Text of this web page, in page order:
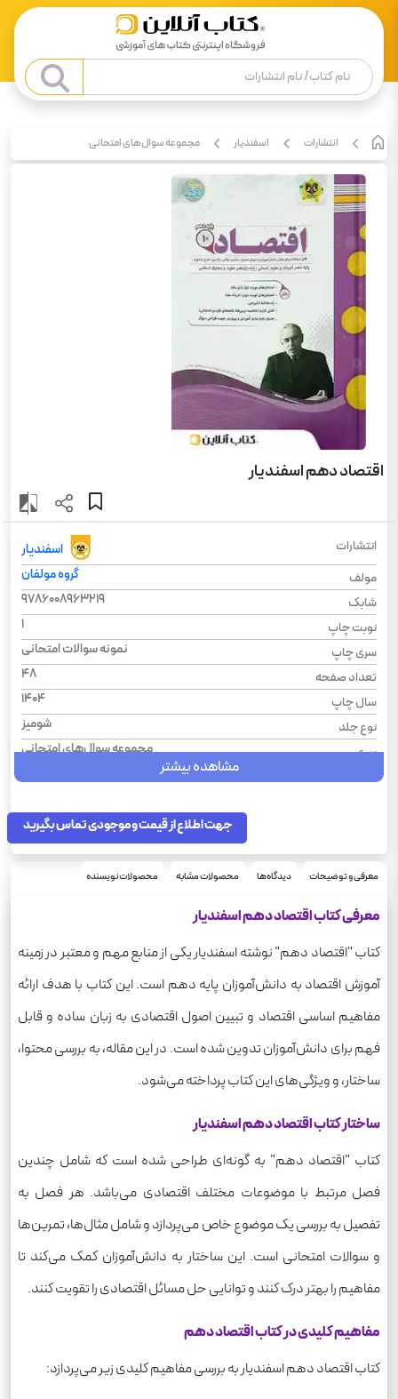
انتشارات اسفندیار مجموعه سوال‌های امتحانی
اقتصاد دهم اسفندیار
انتشارات
اسفندیار
مولف
گروه مولفان
شابک
9786008963219
نوبت چاپ
1
سری چاپ
نمونه سوالات امتحانی
تعداد صفحه
48
سال چاپ
1404
نوع جلد
شومیز
سری
مجموعه سوال‌های امتحانی
دهم
رشته
علوم انسانی
وزن
مشاهده بیشتر
جهت اطلاع از قیمت و موجودی تماس بگیرید
معرفی و توضیحات دیدگاه‌ها محصولات مشابه محصولات نویسنده
معرفی کتاب اقتصاد دهم اسفندیار
کتاب "اقتصاد دهم" نوشته اسفندیار یکی از منابع مهم و معتبر در زمینه
آموزش اقتصاد به دانش‌آموزان پایه دهم است. این کتاب با هدف ارائه
مفاهیم اساسی اقتصاد و تبیین اصول اقتصادی به زبان ساده و قابل
فهم برای دانش‌آموزان تدوین شده است. در این مقاله، به بررسی محتوا،
ساختار، و ویژگی‌های این کتاب پرداخته می‌شود.
ساختار کتاب اقتصاد دهم اسفندیار
کتاب "اقتصاد دهم" به گونه‌ای طراحی شده است که شامل چندین
فصل مرتبط با موضوعات مختلف اقتصادی می‌باشد. هر فصل به
تفصیل به بررسی یک موضوع خاص می‌پردازد و شامل مثال‌ها، تمرین‌ها
و سوالات امتحانی است. این ساختار به دانش‌آموزان کمک می‌کند تا
مفاهیم را بهتر درک کنند و توانایی حل مسائل اقتصادی را تقویت کنند.
مفاهیم کلیدی در کتاب اقتصاد دهم
کتاب اقتصاد دهم اسفندیار به بررسی مفاهیم کلیدی زیر می‌پردازد: